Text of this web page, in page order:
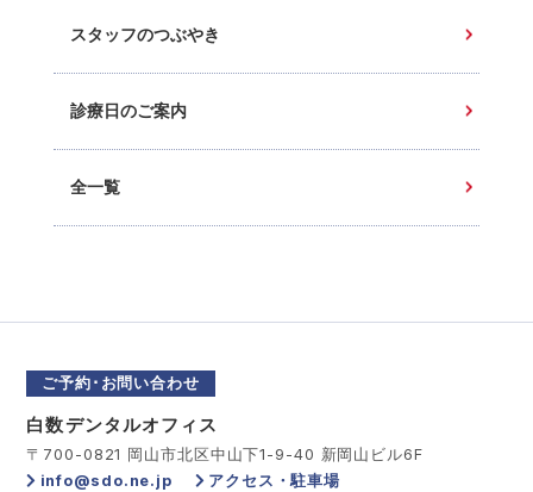
スタッフのつぶやき
診療日のご案内
全一覧
ご予約･お問い合わせ
白数デンタルオフィス
〒700-0821 岡山市北区中山下1-9-40 新岡山ビル6F
info@sdo.ne.jp
アクセス・駐車場